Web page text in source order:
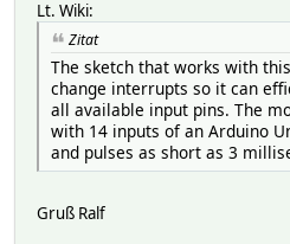
Lt. Wiki:
Zitat
The sketch that works with
change interrupts so it can
all available input pins. The
with 14 inputs of an Arduino
and pulses as short as 3
Gruß Ralf